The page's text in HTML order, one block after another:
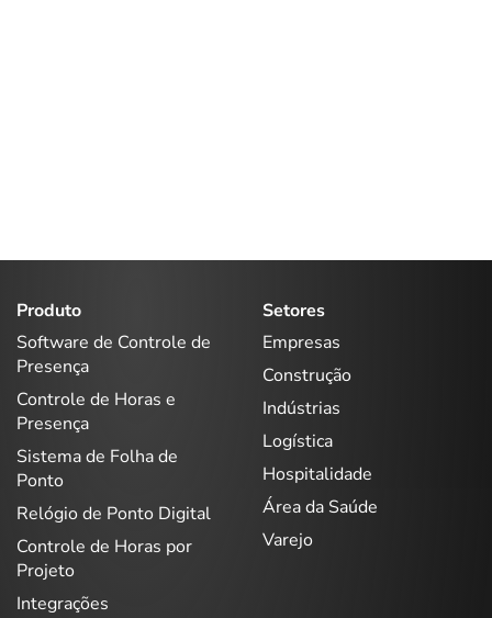
Produto
Software de Controle de
Presença
Controle de Horas e
Presença
Sistema de Folha de
Ponto
Relógio de Ponto Digital
Controle de Horas por
Projeto
Integrações
Setores
Empresas
Construção
Indústrias
Logística
Hospitalidade
Área da Saúde
Varejo